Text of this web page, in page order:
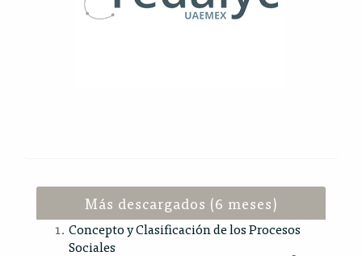
Más descargados (6 meses)
Concepto y Clasificación de los Procesos
Sociales